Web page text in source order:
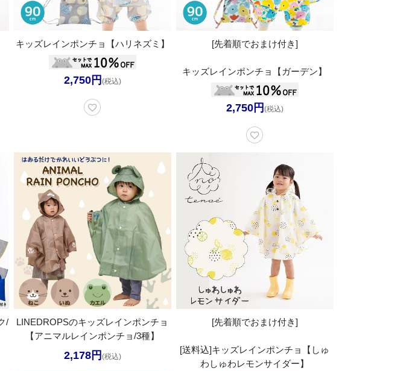
キッズレインポンチョ【ハリネズミ】
2,750円 (税込)
[先着順でおまけ付き]
キッズレインポンチョ【ガーデン】
2,750円 (税込)
/
LINEDROPSのキッズレインポンチョ
【アニマルレインポンチョ/3種】
2,178円 (税込)
[先着順でおまけ付き]
[送料込]キッズレインポンチョ【しゅ
わしゅわレモンサイダー】